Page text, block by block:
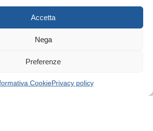
Accetta
Nega
Preferenze
CookiePrivacy policy